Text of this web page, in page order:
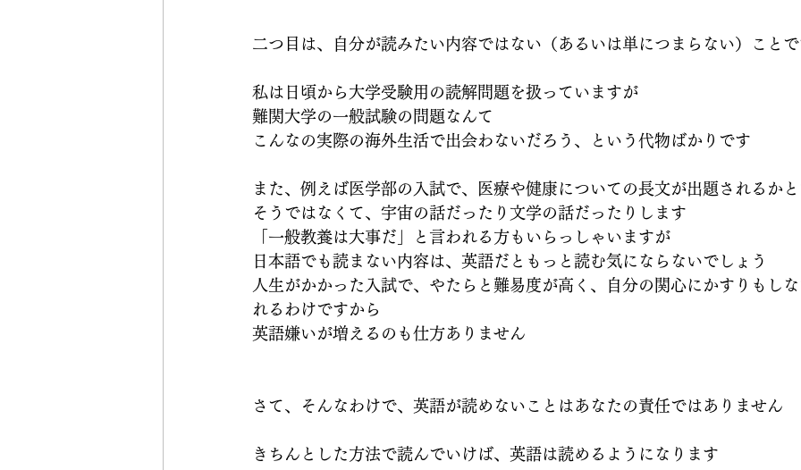
二つ目は、自分が読みたい内容ではない（あるいは単につまらない）こと
私は日頃から大学受験用の読解問題を扱っていますが
難関大学の一般試験の問題なんて
こんなの実際の海外生活で出会わないだろう、という代物ばかりです
また、例えば医学部の入試で、医療や健康についての長文が出題されるかと
そうではなくて、宇宙の話だったり文学の話だったりします
「一般教養は大事だ」と言われる方もいらっしゃいますが
日本語でも読まない内容は、英語だともっと読む気にならないでしょう
人生がかかった入試で、やたらと難易度が高く、自分の関心にかすりもし
れるわけですから
英語嫌いが増えるのも仕方ありません
さて、そんなわけで、英語が読めないことはあなたの責任ではありません
きちんとした方法で読んでいけば、英語は読めるようになります